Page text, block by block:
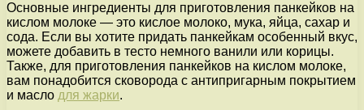
Основные ингредиенты для приготовления панкейков на
кислом молоке — это кислое молоко, мука, яйца, сахар и
сода. Если вы хотите придать панкейкам особенный вкус,
можете добавить в тесто немного ванили или корицы.
Также, для приготовления панкейков на кислом молоке,
вам понадобится сковорода с антипригарным покрытием
и масло для жарки.